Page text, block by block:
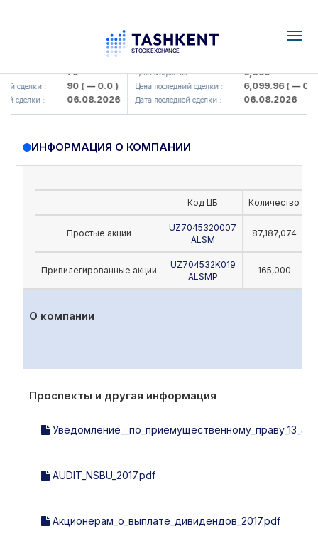
: 79
сделки : 90( — 0.0 )
сделки : 06.08.2026
UZMK (<O'zmetkombinat> AJ)
Цена закрытия : 6,099
Цена последний сделки : 6,099.96( — 0.0 )
Дата последней сделки : 06.08.2026
ИНФОРМАЦИЯ О КОМПАНИИ
Код ЦБ Количество
Простые акции
UZ7045320007
ALSM
87,187,074
Привилегированные акции
UZ704532K019
ALSMP
165,000
О компании
Проспекты и другая информация
AUDIT_NSBU_2017.pdf
Акционерам_о_выплате_дивидендов_2017.pdf